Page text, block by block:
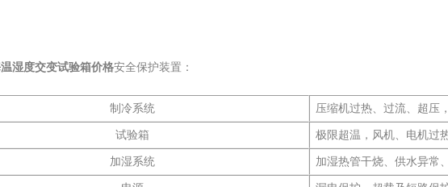
湿度交变试验箱价格安全保护装置：
制冷系统 压缩机过热、过流、超压
试验箱 极限超温，风机、电机过
加湿系统 加湿热管干烧、供水异常